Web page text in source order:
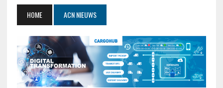
HOME ACN NIEUWS